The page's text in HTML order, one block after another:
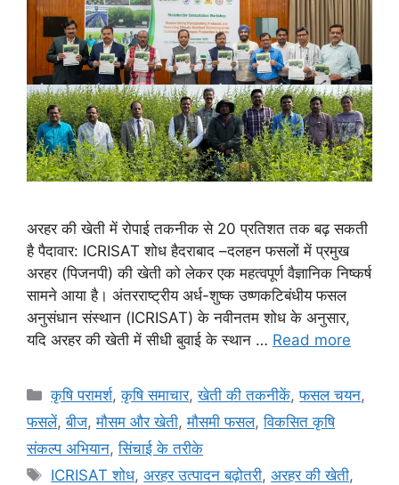
अरहर की खेती में रोपाई तकनीक से 20 प्रतिशत तक बढ़ सकती
है पैदावार: ICRISAT शोध हैदराबाद –दलहन फसलों में प्रमुख
अरहर (पिजनपी) की खेती को लेकर एक महत्वपूर्ण वैज्ञानिक निष्कर्ष
सामने आया है। अंतरराष्ट्रीय अर्ध-शुष्क उष्णकटिबंधीय फसल
अनुसंधान संस्थान (ICRISAT) के नवीनतम शोध के अनुसार,
यदि अरहर की खेती में सीधी बुवाई के स्थान … Read more
कृषि परामर्श,कृषि समाचार,खेती की तकनीकें,फसल चयन,
फसलें,बीज,मौसम और खेती,मौसमी फसल,विकसित कृषि
संकल्प अभियान,सिंचाई के तरीके
ICRISAT शोध,अरहर उत्पादन बढ़ोतरी,अरहर की खेती,